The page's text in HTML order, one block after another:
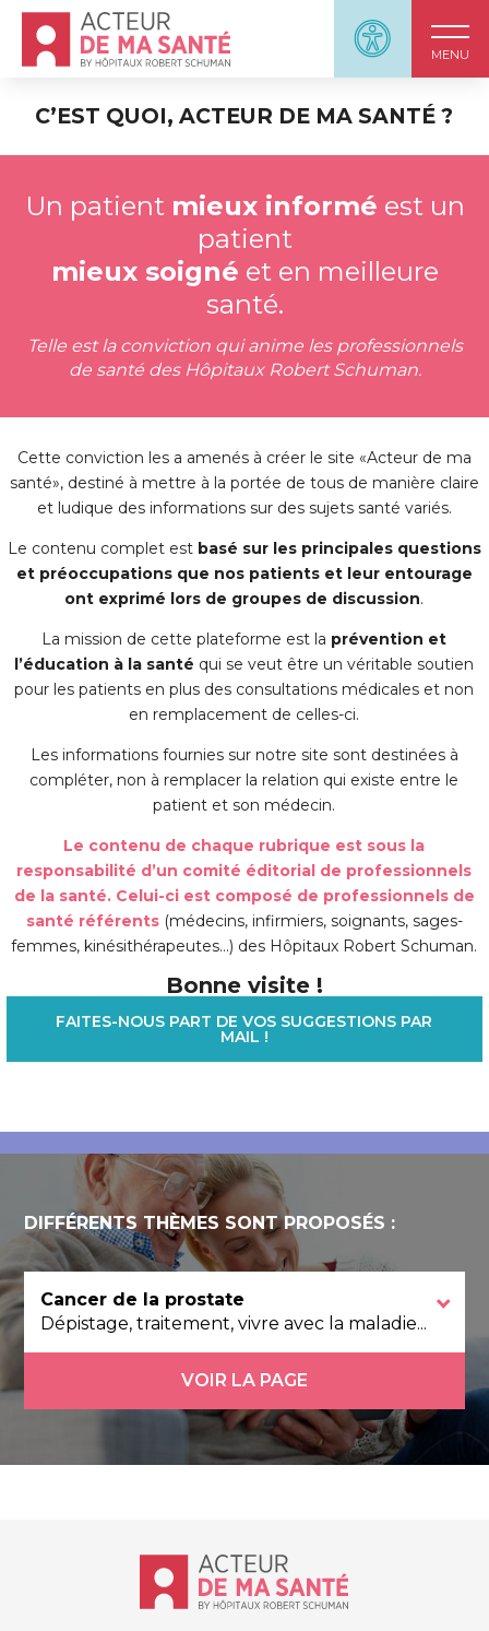
Panneau
MENU
Accueil - Acteur de ma santé, by HôpitauxRobert
C’EST QUOI, ACTEUR DE MA SANTÉ ?
Un patient mieux informé est un
patient
mieux soigné et en meilleure
santé.
Telle est la conviction qui anime les professionnels
de santé des Hôpitaux Robert Schuman.
Cette conviction les a amenés à créer le site «Acteur de ma
santé», destiné à mettre à la portée de tous de manière claire
et ludique des informations sur des sujets santé variés.
Le contenu complet est basé sur les principales questions
et préoccupations que nos patients et leur entourage
ont exprimé lors de groupes de discussion.
La mission de cette plateforme est la prévention et
l’éducation à la santé qui se veut être un véritable soutien
pour les patients en plus des consultations médicales et non
en remplacement de celles-ci.
Les informations fournies sur notre site sont destinées à
compléter, non à remplacer la relation qui existe entre le
patient et son médecin.
Le contenu de chaque rubrique est sous la
responsabilité d’un comité éditorial de professionnels
de la santé. Celui-ci est composé de professionnels de
santé référents(médecins, infirmiers, soignants, sages-
femmes, kinésithérapeutes…) des Hôpitaux Robert Schuman.
Bonne visite !
FAITES-NOUS PART DE VOS SUGGESTIONS PAR
MAIL !
DIFFÉRENTS THÈMES SONT PROPOSÉS :
Cancer de la prostate
Dépistage, traitement, vivre avec la maladie...
VOIR LA PAGE
Accueil - Acteur de ma santé, by